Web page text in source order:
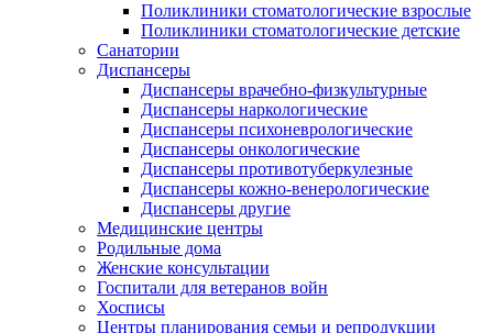
Поликлиники стоматологические взрослые
Поликлиники стоматологические детские
Санатории
Диспансеры
Диспансеры врачебно-физкультурные
Диспансеры наркологические
Диспансеры психоневрологические
Диспансеры онкологические
Диспансеры противотуберкулезные
Диспансеры кожно-венерологические
Диспансеры другие
Медицинские центры
Родильные дома
Женские консультации
Госпитали для ветеранов войн
Хосписы
Центры планирования семьи и репродукции